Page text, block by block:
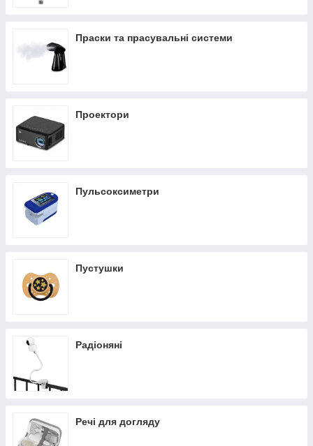
Праски та прасувальні системи
Проектори
Пульсоксиметри
Пустушки
Радіоняні
Речі для догляду